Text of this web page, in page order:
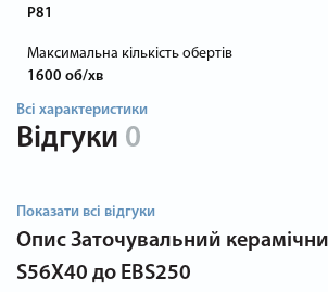
P81
Максимальна кількість обертів
1600 об/хв
Всі характеристики
Відгуки 0
Показати всі відгуки
Опис Заточувальний
S56X40 до EBS250